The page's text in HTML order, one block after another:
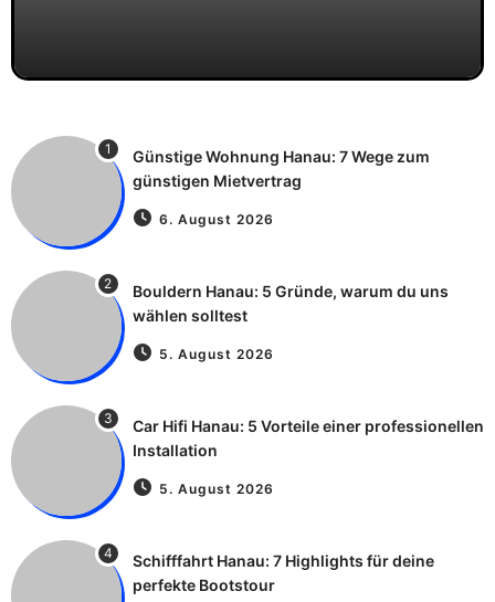
1
Günstige Wohnung Hanau: 7 Wege zum
günstigen Mietvertrag
6. August 2026
2
Bouldern Hanau: 5 Gründe, warum du uns
wählen solltest
5. August 2026
3
Car Hifi Hanau: 5 Vorteile einer professionellen
Installation
5. August 2026
4
Schifffahrt Hanau: 7 Highlights für deine
perfekte Bootstour